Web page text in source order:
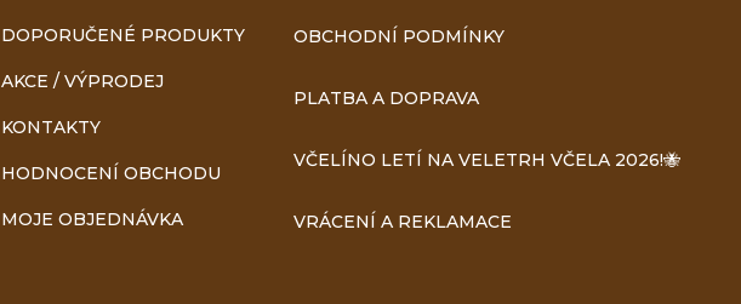
DOPORUČENÉ PRODUKTY
AKCE / VÝPRODEJ
KONTAKTY
HODNOCENÍ OBCHODU
MOJE OBJEDNÁVKA
OBCHODNÍ PODMÍNKY
PLATBA A DOPRAVA
VČELÍNO LETÍ NA VELETRH VČELA 2026!🐝
VRÁCENÍ A REKLAMACE